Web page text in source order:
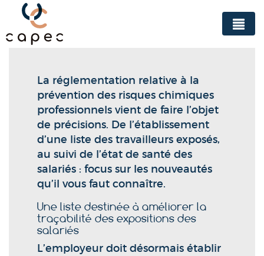
Panneau de gestion des cookies
La réglementation relative à la
prévention des risques chimiques
professionnels vient de faire l’objet
de précisions. De l’établissement
d’une liste des travailleurs exposés,
au suivi de l’état de santé des
salariés : focus sur les nouveautés
qu’il vous faut connaître.
Une liste destinée à améliorer la
traçabilité des expositions des
salariés
L’employeur doit désormais établir